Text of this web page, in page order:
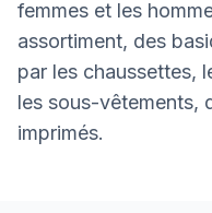
femmes et les
assortiment, des
par les chaussettes,
les sous-vêtements,
imprimés.